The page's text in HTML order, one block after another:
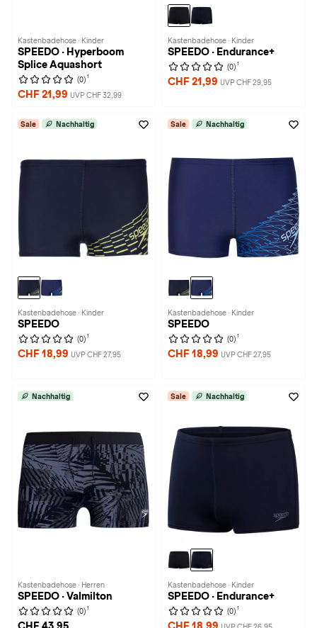
Kastenbadehose · Kinder
SPEEDO · Hyperboom
Splice Aquashort
(0) 1
CHF 21,99 UVP CHF 32,99
Kastenbadehose · Kinder
SPEEDO · Endurance+
(0) 1
CHF 21,99 UVP CHF 29,95
Sale Nachhaltig
Kastenbadehose · Kinder
SPEEDO
(0) 1
CHF 18,99 UVP CHF 27,95
Sale Nachhaltig
Kastenbadehose · Kinder
SPEEDO
(0) 1
CHF 18,99 UVP CHF 27,95
Nachhaltig
Kastenbadehose · Herren
SPEEDO · Valmilton
(0) 1
Sale Nachhaltig
Kastenbadehose · Kinder
SPEEDO · Endurance+
(0) 1